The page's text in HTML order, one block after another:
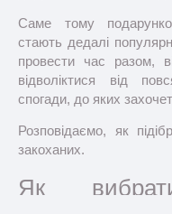
Саме тому
стають дедалі
провести час разом,
відволіктися від
спогади, до яких
Розповідаємо, як
закоханих.
Як